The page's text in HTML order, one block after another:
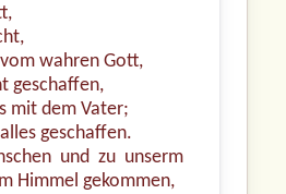
wahren Gott,
geschaffen,
mit dem Vater;
geschaffen.
und zu unserm
Himmel gekommen,